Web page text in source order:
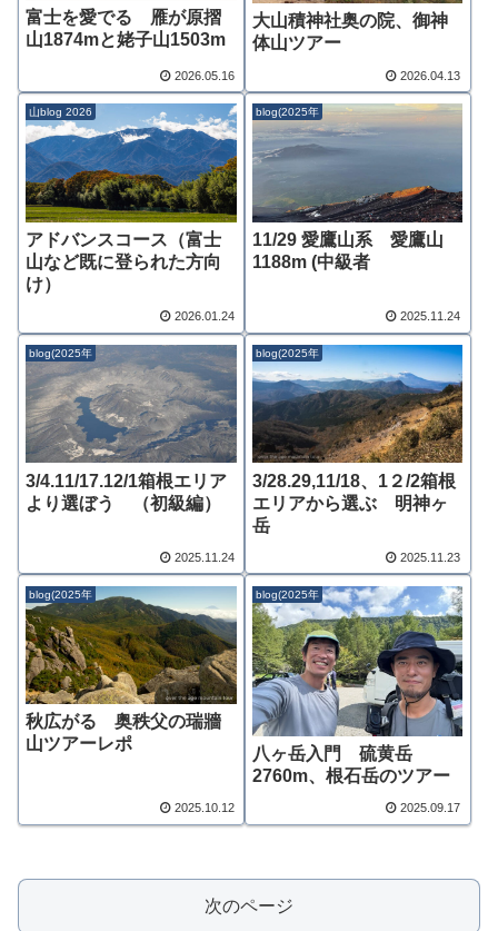
富士を愛でる 雁が原摺
山1874mと姥子山1503m
2026.05.16
大山積神社奥の院、御神
体山ツアー
2026.04.13
山blog 2026
アドバンスコース（富士
山など既に登られた方向
け）
2026.01.24
blog(2025年
11/29 愛鷹山系 愛鷹山
1188m (中級者
2025.11.24
blog(2025年
3/4.11/17.12/1箱根エリア
より選ぼう （初級編）
2025.11.24
blog(2025年
3/28.29,11/18、1２/2箱根
エリアから選ぶ 明神ヶ
岳
2025.11.23
blog(2025年
秋広がる 奥秩父の瑞牆
山ツアーレポ
2025.10.12
blog(2025年
八ヶ岳入門 硫黄岳
2760m、根石岳のツアー
2025.09.17
次のページ